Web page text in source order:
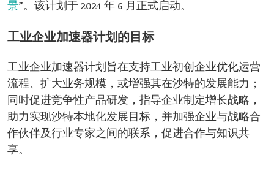
景”。该计划于 2024 年 6 月正式启动。
工业企业加速器计划的目标
工业企业加速器计划旨在支持工业初创企业优化运营
流程、扩大业务规模，或增强其在沙特的发展能力；
同时促进竞争性产品研发，指导企业制定增长战略，
助力实现沙特本地化发展目标，并加强企业与战略合
作伙伴及行业专家之间的联系，促进合作与知识共
享。